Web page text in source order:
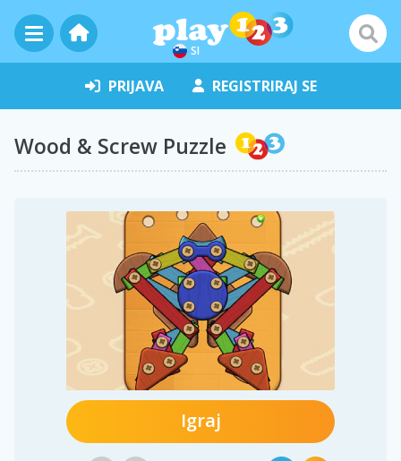
SI
PRIJAVA REGISTRIRAJ SE
Wood & Screw Puzzle
Igraj